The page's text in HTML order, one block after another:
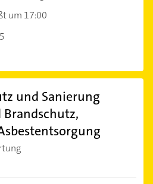
um 17:00
und Sanierung